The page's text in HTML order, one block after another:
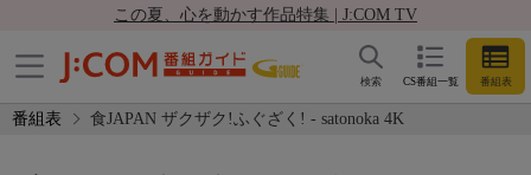
この夏、心を動かす作品特集 | J:COM TV
CS番組一覧 番組表
検索
番組表 食JAPAN ザクザク!ふぐざく! - satonoka 4K